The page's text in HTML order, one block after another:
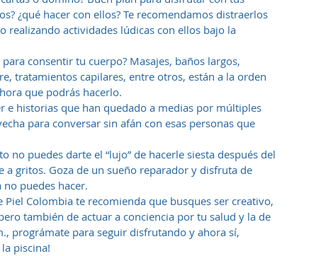
¿qué hacer con ellos? Te recomendamos distraerlos
realizando actividades lúdicas con ellos bajo la
consentir tu cuerpo? Masajes, baños largos,
tratamientos capilares, entre otros, están a la orden
que podrás hacerlo.
e historias que han quedado a medias por múltiples
para conversar sin afán con esas personas que
no puedes darte el “lujo” de hacerle siesta después del
a gritos. Goza de un sueño reparador y disfruta de
puedes hacer.
Colombia te recomienda que busques ser creativo,
también de actuar a conciencia por tu salud y la de
prográmate para seguir disfrutando y ahora sí,
piscina!